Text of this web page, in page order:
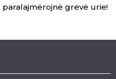
grevë urie!